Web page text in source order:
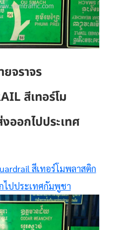
ยจราจร
สีเทอร์โม
ออกไปประเทศ
สีเทอร์โมพลาสติก
ไปประเทศกัมพูชา